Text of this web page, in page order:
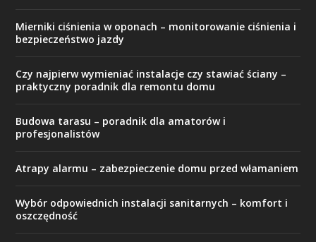
Mierniki ciśnienia w oponach – monitorowanie ciśnienia i
bezpieczeństwo jazdy
Czy najpierw wymieniać instalacje czy stawiać ściany –
praktyczny poradnik dla remontu domu
Budowa tarasu – poradnik dla amatorów i
profesjonalistów
Atrapy alarmu – zabezpieczenie domu przed włamaniem
Wybór odpowiednich instalacji sanitarnych – komfort i
oszczędność